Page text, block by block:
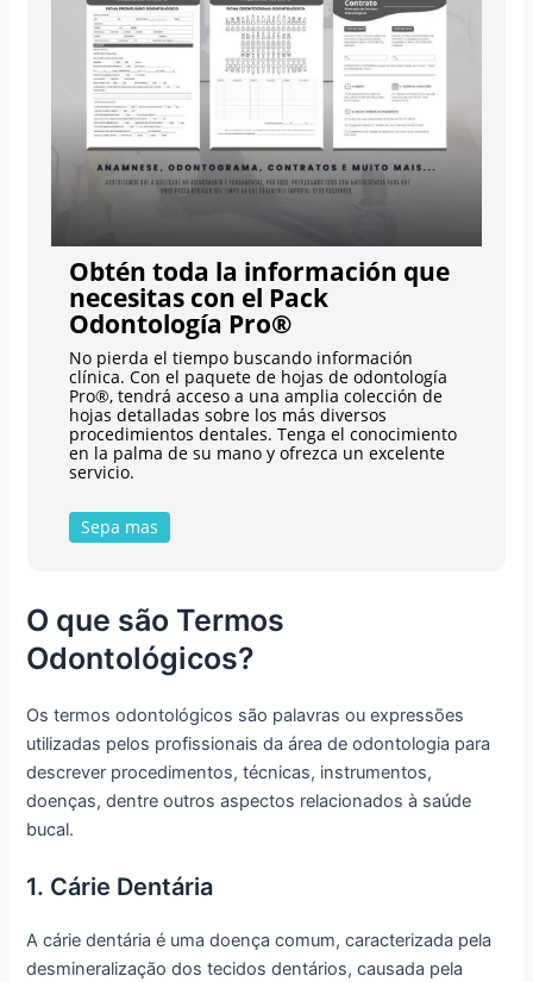
Obtén toda la información que
necesitas con el Pack
Odontología Pro®
No pierda el tiempo buscando información
clínica. Con el paquete de hojas de odontología
Pro®, tendrá acceso a una amplia colección de
hojas detalladas sobre los más diversos
procedimientos dentales. Tenga el conocimiento
en la palma de su mano y ofrezca un excelente
servicio.
Sepa mas
O que são Termos
Odontológicos?
Os termos odontológicos são palavras ou expressões
utilizadas pelos profissionais da área de odontologia para
descrever procedimentos, técnicas, instrumentos,
doenças, dentre outros aspectos relacionados à saúde
bucal.
1. Cárie Dentária
A cárie dentária é uma doença comum, caracterizada pela
desmineralização dos tecidos dentários, causada pela